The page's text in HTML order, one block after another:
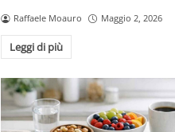
Raffaele Moauro Maggio 2, 2026
Leggi di più